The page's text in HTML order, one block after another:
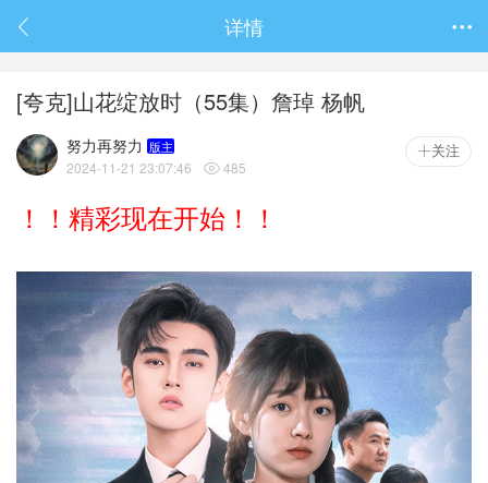
 详情
[夸克]山花绽放时（55集）詹琸 杨帆
努力再努力 版主
2024-11-21 23:07:46 485
关注
！！精彩现在开始！！